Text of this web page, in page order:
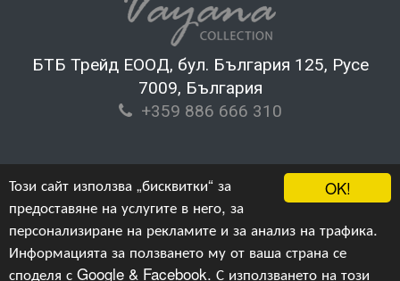
OK!
Този сайт използва „бисквитки“ за
предоставяне на услугите в него, за
персонализиране на рекламите и за анализ на трафика.
Информацията за ползването му от ваша страна се
споделя с Google & Facebook. С използването на този
БТБ Трейд ЕООД, бул. България 125, Русе
7009, България
+359 886 666 310